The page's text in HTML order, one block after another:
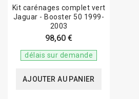
Kit carénages complet vert
Jaguar - Booster 50 1999-
2003
98,60 €
délais sur demande
AJOUTER AU PANIER